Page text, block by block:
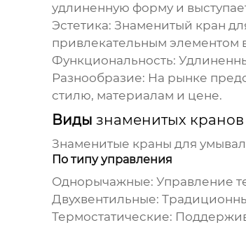
удлиненную форму и
Эстетика: Знаменитый кран
привлекательным элементом
Функциональность:
Разнообразие: На рынке
стилю, материалам и цене.
Виды знаменитых
Знаменитые краны для
По типу управления
Однорычажные: Управление
Двухвентильные:
Термостатические: